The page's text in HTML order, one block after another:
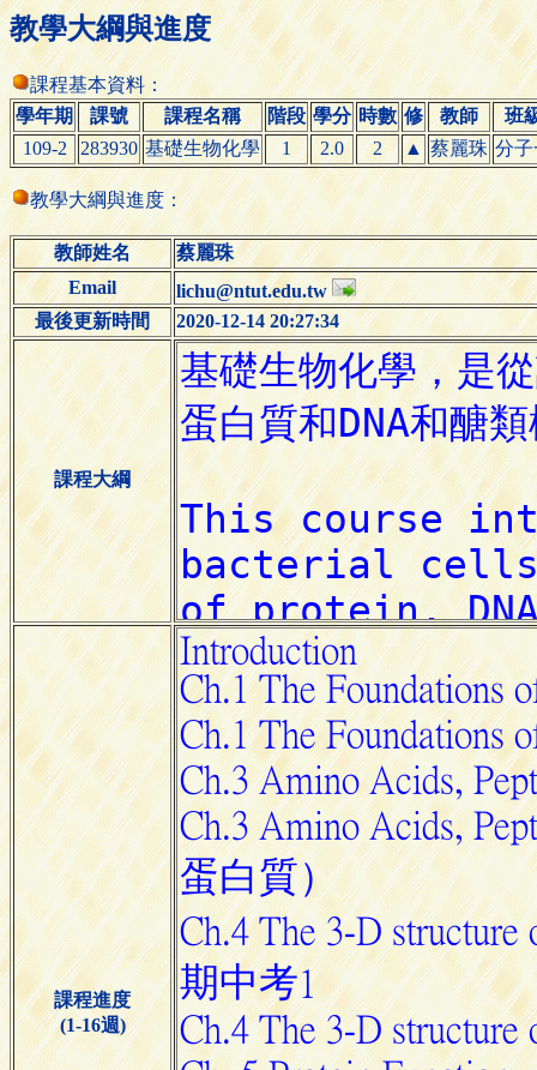
教學大綱與進度
課程基本資料：
學年期
課號 課程名稱 階段 學分 時數 修 教師
班
109-2
283930 基礎生物化學 1 2.0 2 ▲ 蔡麗珠 分子
教學大綱與進度：
教師姓名
蔡麗珠
Email
lichu@ntut.edu.tw
最後更新時間
2020-12-14 20:27:34
課程大綱
課程進度
(1-16週)